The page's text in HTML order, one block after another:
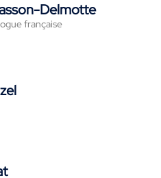
Delmotte
française